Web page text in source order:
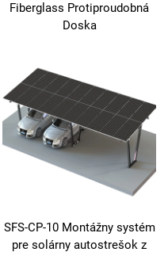
Fiberglass Protiproudobná
Doska
SFS-CP-10 Montážny systém
pre solárny autostrešok z